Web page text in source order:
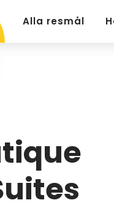
Alla resmål